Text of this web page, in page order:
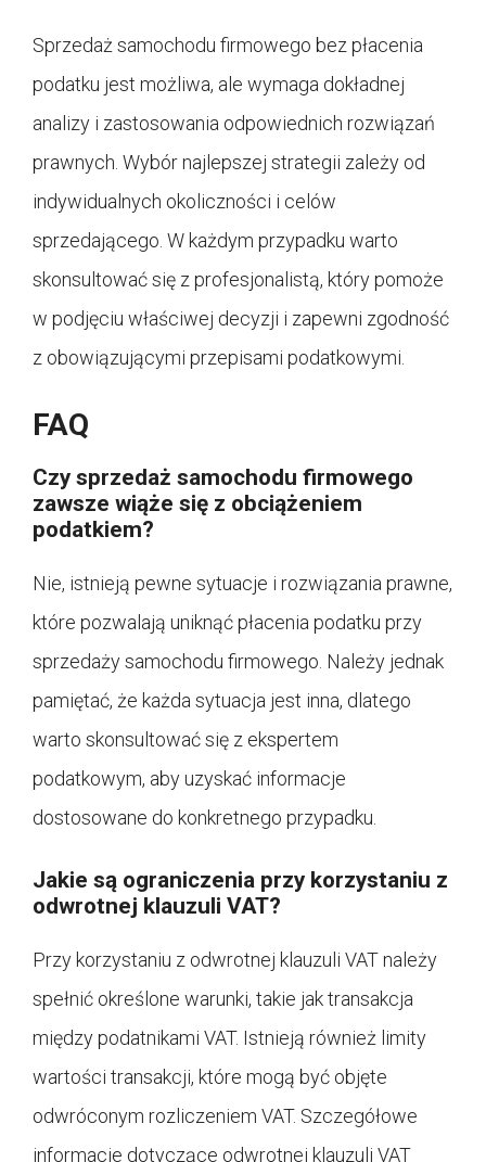
Sprzedaż samochodu firmowego bez płacenia
podatku jest możliwa, ale wymaga dokładnej
analizy i zastosowania odpowiednich rozwiązań
prawnych. Wybór najlepszej strategii zależy od
indywidualnych okoliczności i celów
sprzedającego. W każdym przypadku warto
skonsultować się z profesjonalistą, który pomoże
w podjęciu właściwej decyzji i zapewni zgodność
z obowiązującymi przepisami podatkowymi.
FAQ
Czy sprzedaż samochodu firmowego
zawsze wiąże się z obciążeniem
podatkiem?
Nie, istnieją pewne sytuacje i rozwiązania prawne,
które pozwalają uniknąć płacenia podatku przy
sprzedaży samochodu firmowego. Należy jednak
pamiętać, że każda sytuacja jest inna, dlatego
warto skonsultować się z ekspertem
podatkowym, aby uzyskać informacje
dostosowane do konkretnego przypadku.
Jakie są ograniczenia przy korzystaniu z
odwrotnej klauzuli VAT?
Przy korzystaniu z odwrotnej klauzuli VAT należy
spełnić określone warunki, takie jak transakcja
między podatnikami VAT. Istnieją również limity
wartości transakcji, które mogą być objęte
odwróconym rozliczeniem VAT. Szczegółowe
informacje dotyczące odwrotnej klauzuli VAT